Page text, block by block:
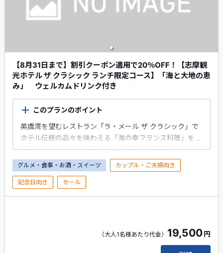
【8月31日まで】割引クーポン適用で20％OFF！【志摩観
光ホテル ザ クラシック ランチ限定コース】「海と大地の恵
み」 ウェルカムドリンク付き
このプランのポイント
英虞湾を望むレストラン「ラ・メール ザ クラシック」で
ホテル伝統の品々を味わえる「海の幸フランス料理」をご
堪能いただけます。 ＜海と大地の恵み＞は伊勢海老アメ
リカンソース、伊勢海老クリームスープ、黒毛和牛ステー
キと贅沢な味覚を愉しめるランチ限定コースです。 EX限
定ウェルカムドリンク付き。 記念日や特別な旅の思い出
ぴったりのプランです。
グルメ・食事・お酒・スイーツ カップル・ご夫婦向き
記念日向き セール
（大人1名様あたり代金） 19,500円